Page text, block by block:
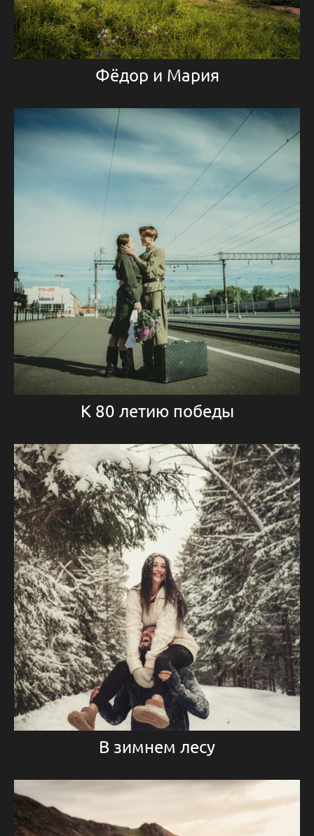
Фёдор и Мария
К 80 летию победы
В зимнем лесу